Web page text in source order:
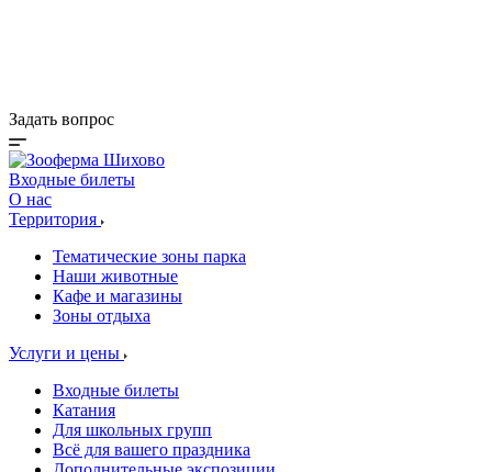
Задать вопрос
Входные билеты
О нас
Территория
Тематические зоны парка
Наши животные
Кафе и магазины
Зоны отдыха
Услуги и цены
Входные билеты
Катания
Для школьных групп
Всё для вашего праздника